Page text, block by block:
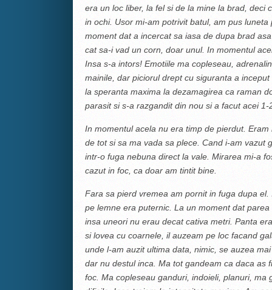
era un loc liber, la fel si de la mine la brad, deci
in ochi. Usor mi-am potrivit batul, am pus
moment dat a incercat sa iasa de dupa brad
cat sa-i vad un corn, doar unul. In momentul
Insa s-a intors! Emotiile ma copleseau,
mainile, dar piciorul drept cu siguranta a
la speranta maxima la dezamagirea ca raman
parasit si s-a razgandit din nou si a facut acei
In momentul acela nu era timp de pierdut.
de tot si sa ma vada sa plece. Cand i-am vazut
intr-o fuga nebuna direct la vale. Mirarea mi-a
cazut in foc, ca doar am tintit bine.
Fara sa pierd vremea am pornit in fuga dupa
pe lemne era puternic. La un moment dat
insa uneori nu erau decat cativa metri. Panta
si lovea cu coarnele, il auzeam pe loc facand
unde l-am auzit ultima data, nimic, se auzea
dar nu destul inca. Ma tot gandeam ca daca as
foc. Ma copleseau ganduri, indoieli, planuri,